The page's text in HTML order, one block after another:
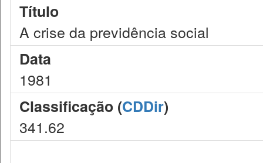
Título
A crise da previdência social
Data
1981
Classificação (CDDir)
341.62